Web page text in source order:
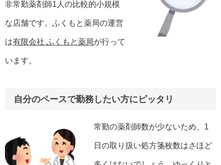
非常勤薬剤師1人の比較的小規模
な店舗です。ふくもと薬局の運営
は有限会社 ふくもと薬局が行って
います。
自分のペースで勤務したい方にピッタリ
常勤の薬剤師数が少ないため、1
日の取り扱い処方箋枚数はさほど